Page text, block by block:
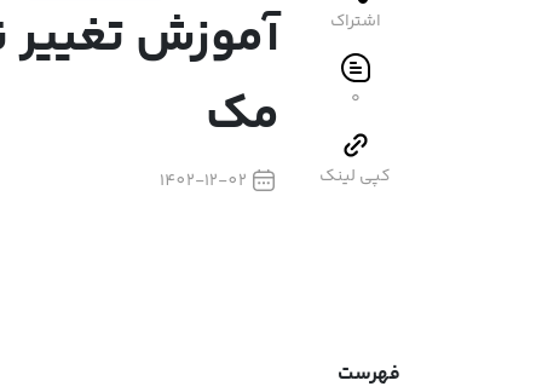
آموزش تغییر
مک
1402-12-02
اشتراک
۰
کپی لینک
فهرست